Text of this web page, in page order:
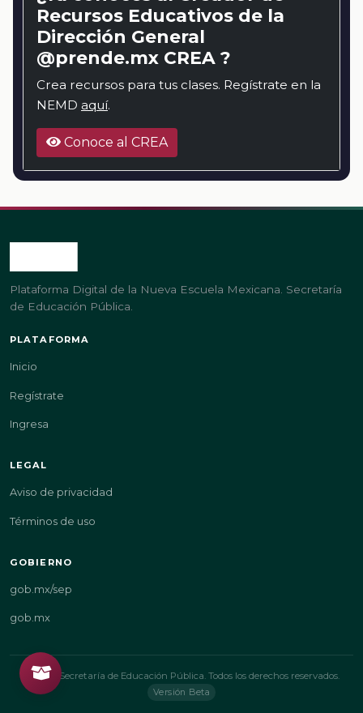
Recursos Educativos de la
Dirección General
@prende.mx CREA ?
Crea recursos para tus clases. Regístrate en la
NEMD aquí.
Conoce al CREA
Plataforma Digital de la Nueva Escuela Mexicana. Secretaría
de Educación Pública.
PLATAFORMA
Inicio
Regístrate
Ingresa
LEGAL
Aviso de privacidad
Términos de uso
GOBIERNO
gob.mx/sep
gob.mx
© 2026 Secretaría de Educación Pública. Todos los derechos reservados.
Versión Beta